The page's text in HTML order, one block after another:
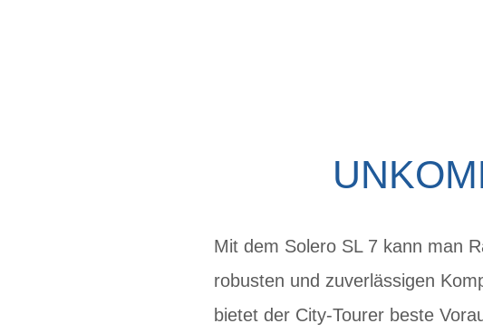
Mit dem Solero SL 7 kann man
robusten und zuverlässigen
bietet der City-Tourer beste